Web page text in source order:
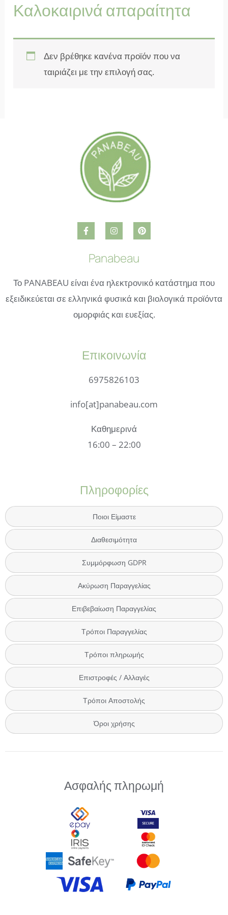
Καλοκαιρινά απαραίτητα
Δεν βρέθηκε κανένα προϊόν που να
ταιριάζει με την επιλογή σας.
Panabeau
Το PANABEAU είναι ένα ηλεκτρονικό κατάστημα που
εξειδικεύεται σε ελληνικά φυσικά και βιολογικά προϊόντα
ομορφιάς και ευεξίας.
Επικοινωνία
6975826103
info[at]panabeau.com
Καθημερινά
16:00 – 22:00
Πληροφορίες
Ποιοι Είμαστε
Διαθεσιμότητα
Συμμόρφωση GDPR
Ακύρωση Παραγγελίας
Επιβεβαίωση Παραγγελίας
Τρόποι Παραγγελίας
Τρόποι πληρωμής
Επιστροφές / Αλλαγές
Τρόποι Αποστολής
Όροι χρήσης
Ασφαλής πληρωμή